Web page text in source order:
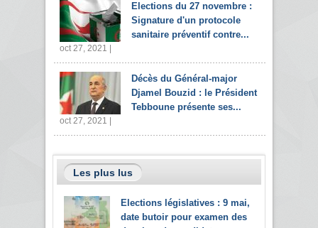
Elections du 27 novembre :
Signature d'un protocole
sanitaire préventif contre...
oct 27, 2021 |
Décès du Général-major
Djamel Bouzid : le Président
Tebboune présente ses...
oct 27, 2021 |
Les plus lus
Elections législatives : 9 mai,
date butoir pour examen des